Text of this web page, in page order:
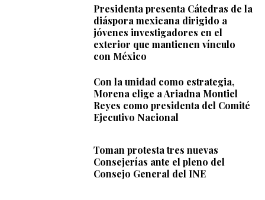
Presidenta presenta Cátedras de la
diáspora mexicana dirigido a
jóvenes investigadores en el
exterior que mantienen vínculo
con México
Con la unidad como estrategia,
Morena elige a Ariadna Montiel
Reyes como presidenta del Comité
Ejecutivo Nacional
Toman protesta tres nuevas
Consejerías ante el pleno del
Consejo General del INE